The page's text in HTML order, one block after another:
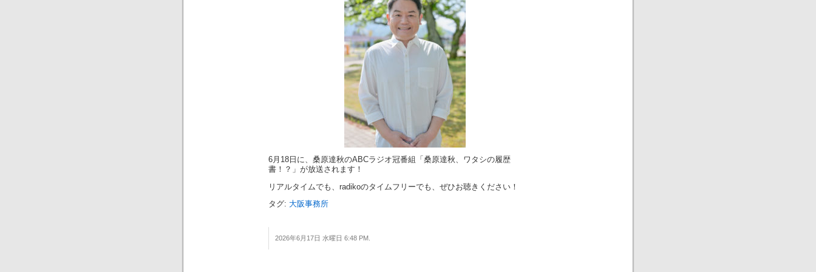
6月18日に、桑原達秋のABCラジオ冠番組「桑原達秋、ワタシの履歴
書！？」が放送されます！
リアルタイムでも、radikoのタイムフリーでも、ぜひお聴きください！
タグ: 大阪事務所
2026年6月17日 水曜日 6:48 PM.